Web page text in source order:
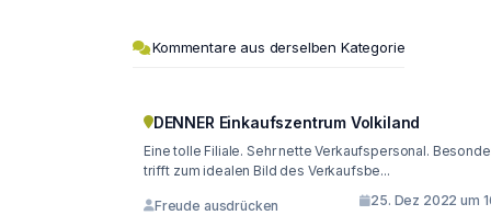
Kommentare aus derselben Kategorie
DENNER Einkaufszentrum Volkiland
Eine tolle Filiale. Sehr nette Verkaufspersonal.
trifft zum idealen Bild des Verkaufsbe...
Freude ausdrücken 25. Dez 2022 um